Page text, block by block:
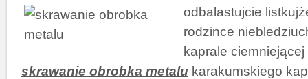
odbalastujcie
rodzince
kaprale
skrawanie obrobka metalu karakumskiego